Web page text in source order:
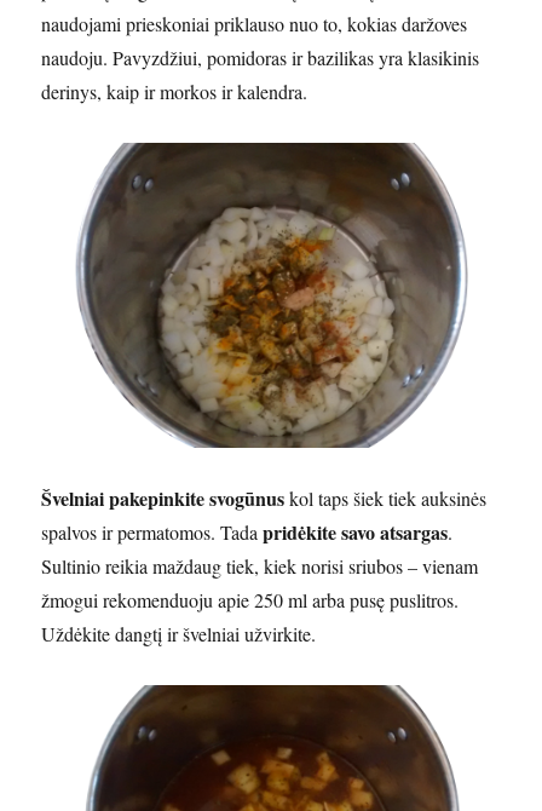
naudojami prieskoniai priklauso nuo to, kokias daržoves
naudoju. Pavyzdžiui, pomidoras ir bazilikas yra klasikinis
derinys, kaip ir morkos ir kalendra.
Švelniai pakepinkite svogūnuskol taps šiek tiek auksinės
spalvos ir permatomos. Tadapridėkite savo atsargas.
Sultinio reikia maždaug tiek, kiek norisi sriubos – vienam
žmogui rekomenduoju apie 250 ml arba pusę puslitros.
Uždėkite dangtį ir švelniai užvirkite.